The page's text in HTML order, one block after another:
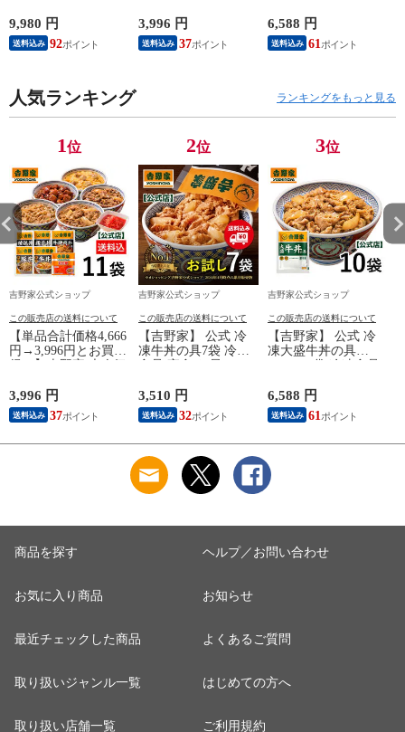
式 冷凍牛丼の具
120g×20袋 夜食 お昼
ごはん ギフト・仕送
9,980 円
送料込み 92
2袋・豚丼2袋・牛焼
肉丼2袋 ・焼鶏丼2
袋・親子丼2袋・紅生
3,996 円
送料込み 37
フト・仕送りにも！
6,588 円
送料込み 61
人気ランキング ランキングをもっと見る
1位
吉野家公式ショップ
この販売店の送料について
【単品合計価格4,666
円→3,996円とお買
2袋・豚丼2袋・牛焼
肉丼2袋 ・焼鶏丼2
袋・親子丼2袋・紅生
3,996 円
送料込み 37
2位
吉野家公式ショップ
この販売店の送料について
【吉野家】 公式 冷
凍牛丼の具7袋 冷凍
も！ 送料込み
3,510 円
送料込み 32
3位
吉野家公式ショップ
この販売店の送料について
【吉野家】 公式 冷
凍大盛牛丼の具
フト・仕送りにも！
6,588 円
送料込み 61
商品を探す
お気に入り商品
最近チェックした商品
取り扱いジャンル一覧
取り扱い店舗一覧
ヘルプ／お問い合わせ
お知らせ
よくあるご質問
はじめての方へ
ご利用規約